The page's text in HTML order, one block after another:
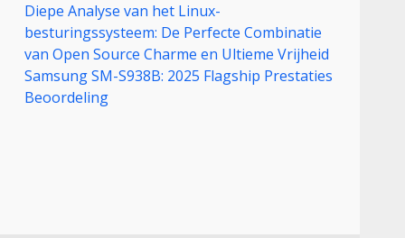
Diepe Analyse van het Linux-
besturingssysteem: De Perfecte Combinatie
van Open Source Charme en Ultieme Vrijheid
Samsung SM-S938B: 2025 Flagship Prestaties
Beoordeling